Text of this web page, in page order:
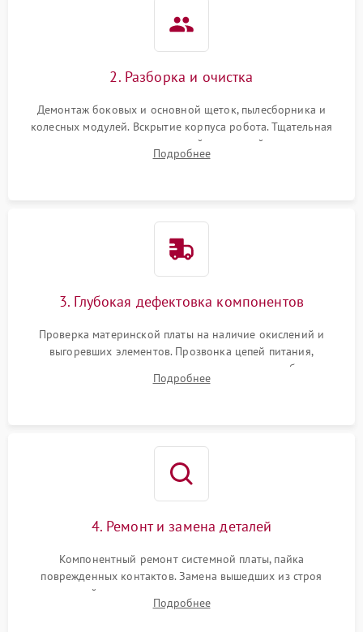
2. Разборка и очистка
Демонтаж боковых и основной щеток, пылесборника и
колесных модулей. Вскрытие корпуса робота. Тщательная
очистка внутренних полостей, шестерней и плат от
скопившейся пыли, волос и шерсти животных с
Подробнее
3. Глубокая дефектовка компонентов
Проверка материнской платы на наличие окислений и
выгоревших элементов. Прозвонка цепей питания,
тестирование приводных моторов колес и турбины
всасывания. Оценка состояния оптических и инфракрасных
Подробнее
4. Ремонт и замена деталей
Компонентный ремонт системной платы, пайка
поврежденных контактов. Замена вышедших из строя
двигателей, изношенного аккумулятора, неисправного
лидара или помпы подачи воды. Восстановление шлейфов и
Подробнее